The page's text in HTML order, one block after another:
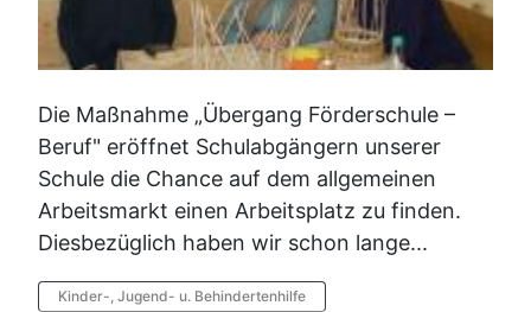
Die Maßnahme „Übergang Förderschule –
Beruf" eröffnet Schulabgängern unserer
Schule die Chance auf dem allgemeinen
Arbeitsmarkt einen Arbeitsplatz zu finden.
Diesbezüglich haben wir schon lange...
Kinder-, Jugend- u. Behindertenhilfe